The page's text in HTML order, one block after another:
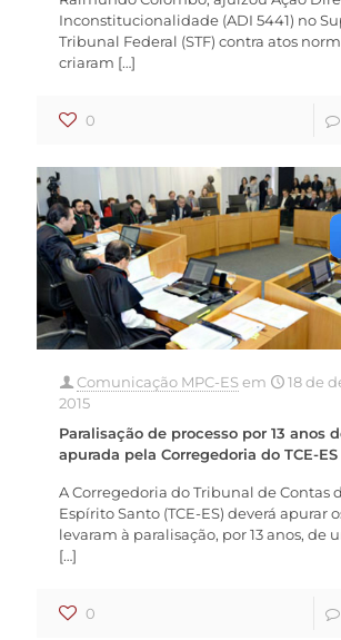
Inconstitucionalidade (ADI 5441) no
Tribunal Federal (STF) contra atos
criaram […]
0
Comunicação MPC-ESem
18 de
2015
Paralisação de processo por 13 anos
apurada pela Corregedoria do TCE-ES
A Corregedoria do Tribunal de Contas
Espírito Santo (TCE-ES) deverá apurar
levaram à paralisação, por 13 anos, de
[…]
0